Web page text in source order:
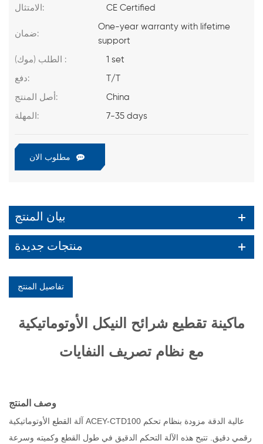
الامتثال: CE Certified
ضمان:
One-year warranty with lifetime
support
الطلب (موك) : 1 set
دفع: T/T
أصل المنتج: China
المهلة: 7-35 days
مطلوب الان
بيان المنتج
منتجات جديدة
تفاصيل المنتج
ماكينة تقطيع شرائح النيكل الأوتوماتيكية
مع نظام تصريف النفايات
وصف المنتج
آلة القطع الأوتوماتيكية ACEY-CTD100 عالية الدقة مزودة بنظام تحكم
رقمي دقيق. تتيح هذه الآلة التحكم الدقيق في طول القطع وكميته وسرعة